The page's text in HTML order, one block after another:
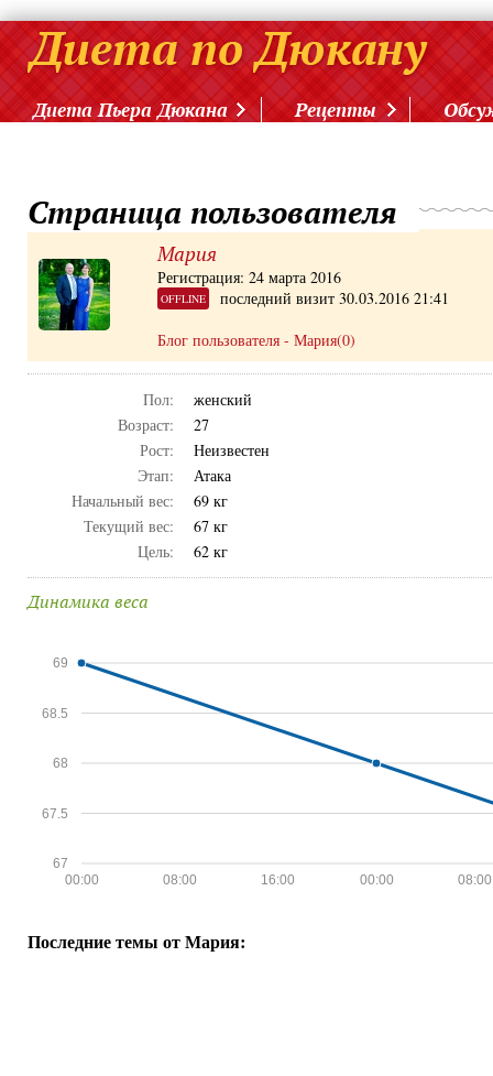
Диета Пьера Дюкана Рецепты
Страница пользователя
Мария
Регистрация: 24 марта 2016
OFFLINE
последний визит 30.03.2016 21:41
Блог пользователя - Мария(0)
Пол:
женский
Возраст:
27
Рост:
Неизвестен
Этап:
Атака
Начальный вес:
69 кг
Текущий вес:
67 кг
Цель:
62 кг
Динамика веса
67
67.5
68
68.5
69
08:00
00:00
16:00
08:00
00:00
Последние темы от Мария: